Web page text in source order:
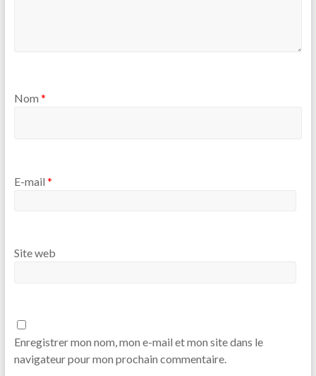
Nom *
E-mail *
Site web
Enregistrer mon nom, mon e-mail et mon site dans le
navigateur pour mon prochain commentaire.